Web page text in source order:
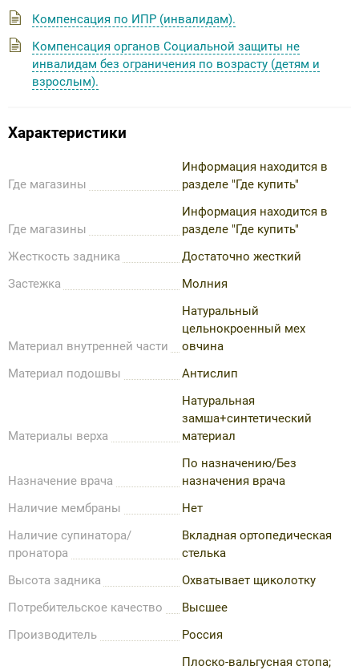
Компенсация по ИПР (инвалидам).
Компенсация органов Социальной защиты не
инвалидам без ограничения по возрасту (детям и
взрослым).
Характеристики
Где магазины
Информация находится в
разделе "Где купить"
Где магазины
Информация находится в
разделе "Где купить"
Жесткость задника
Достаточно жесткий
Застежка
Молния
Материал внутренней части
Натуральный
цельнокроенный мех
овчина
Материал подошвы
Антислип
Материалы верха
Натуральная
замша+синтетический
материал
Назначение врача
По назначению/Без
назначения врача
Наличие мембраны
Нет
Наличие супинатора/
пронатора
Вкладная ортопедическая
стелька
Высота задника
Охватывает щиколотку
Потребительское качество
Высшее
Производитель
Россия
Плоско-вальгусная стопа;